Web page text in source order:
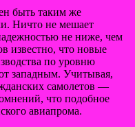
быть таким же
Ничто не мешает
не ниже, чем
известно, что новые
по уровню
западным. Учитывая,
самолетов —
что подобное
авиапрома.